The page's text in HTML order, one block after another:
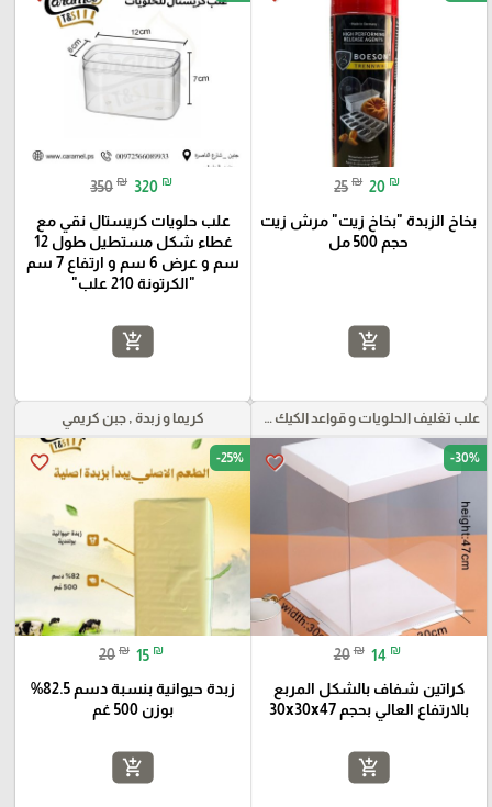
25 ₪ 20 ₪
بخاخ الزبدة "بخاخ زيت" مرش زيت
حجم 500 مل
add_shopping_cart
350 ₪ 320 ₪
علب حلويات كريستال نقي مع
غطاء شكل مستطيل طول 12
سم و عرض 6 سم و ارتفاع 7 سم
"الكرتونة 210 علب"
add_shopping_cart
علب تغليف الحلويات و قواعد الكيك و علب بلاستيكية بأنواعها
favorite_border -30%
20 ₪ 14 ₪
كراتين شفاف بالشكل المربع
بالارتفاع العالي بحجم 30x30x47
add_shopping_cart
كريما و زبدة , جبن كريمي
favorite_border -25%
20 ₪ 15 ₪
زبدة حيوانية بنسبة دسم 82.5%
بوزن 500 غم
add_shopping_cart